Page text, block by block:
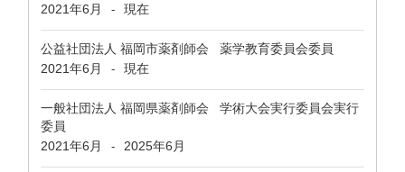
2021年6月
- 現在
公益社団法人 福岡市薬剤師会 薬学教育委員会委員
2021年6月
- 現在
一般社団法人 福岡県薬剤師会 学術大会実行委員会実行
委員
2021年6月
- 2025年6月